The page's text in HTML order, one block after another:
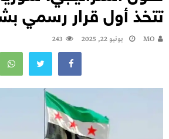
تتخذ أول قرار رسمي
MO يونيو 22, 2025 243